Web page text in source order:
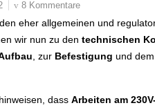
8 Kommentare
eher allgemeinen und
wir nun zu den technischen
, zur Befestigung und dem
dass Arbeiten am